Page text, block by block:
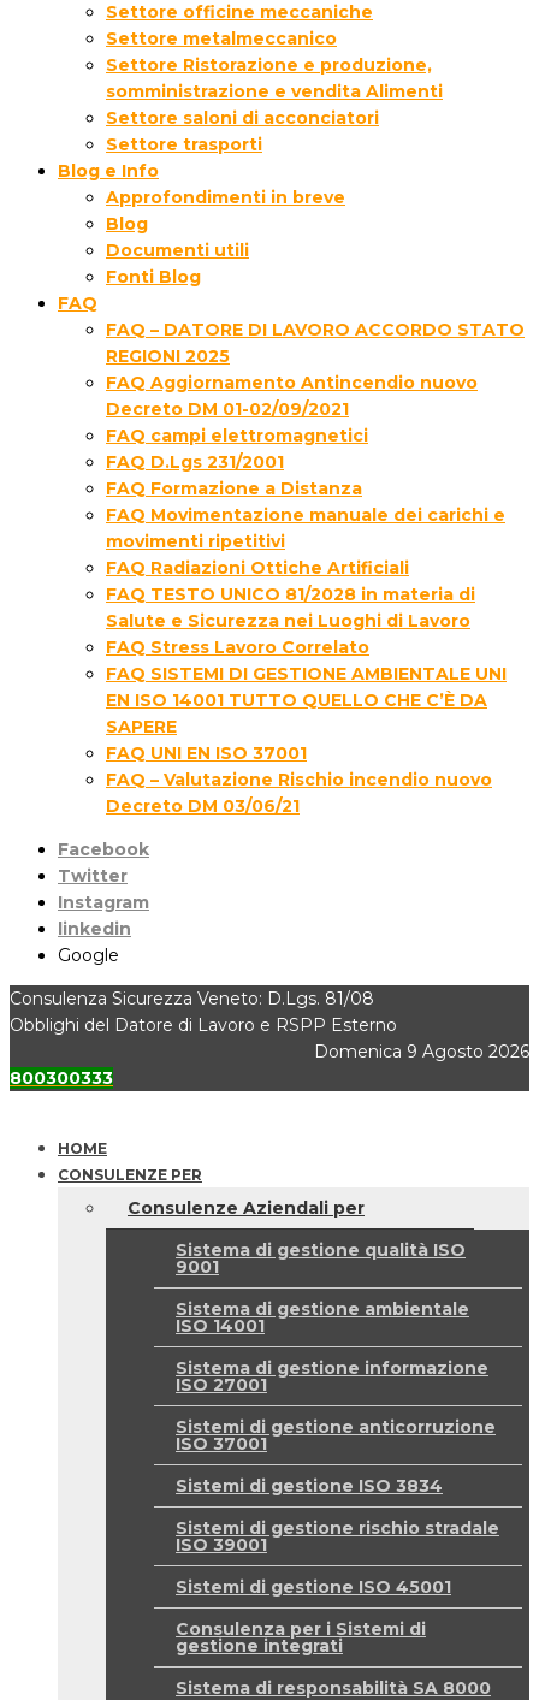
Settore officine meccaniche
Settore metalmeccanico
Settore Ristorazione e produzione,
somministrazione e vendita Alimenti
Settore saloni di acconciatori
Settore trasporti
Blog e Info
Approfondimenti in breve
Blog
Documenti utili
Fonti Blog
FAQ
FAQ – DATORE DI LAVORO ACCORDO STATO
REGIONI 2025
FAQ Aggiornamento Antincendio nuovo
Decreto DM 01-02/09/2021
FAQ campi elettromagnetici
FAQ D.Lgs 231/2001
FAQ Formazione a Distanza
FAQ Movimentazione manuale dei carichi e
movimenti ripetitivi
FAQ Radiazioni Ottiche Artificiali
FAQ TESTO UNICO 81/2028 in materia di
Salute e Sicurezza nei Luoghi di Lavoro
FAQ Stress Lavoro Correlato
FAQ SISTEMI DI GESTIONE AMBIENTALE UNI
EN ISO 14001 TUTTO QUELLO CHE C’È DA
SAPERE
FAQ UNI EN ISO 37001
FAQ – Valutazione Rischio incendio nuovo
Decreto DM 03/06/21
Facebook
Twitter
Instagram
linkedin
Google
Consulenza Sicurezza Veneto: D.Lgs. 81/08
Obblighi del Datore di Lavoro e RSPP Esterno
Domenica 9 Agosto 2026
800300333
HOME
CONSULENZE PER
Consulenze Aziendali per
Sistema di gestione qualità ISO
9001
Sistema di gestione ambientale
ISO 14001
Sistema di gestione informazione
ISO 27001
Sistemi di gestione anticorruzione
ISO 37001
Sistemi di gestione ISO 3834
Sistemi di gestione rischio stradale
ISO 39001
Sistemi di gestione ISO 45001
Consulenza per i Sistemi di
gestione integrati
Sistema di responsabilità SA 8000